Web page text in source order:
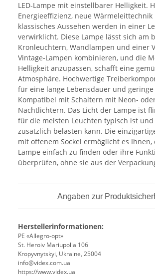
LED-Lampe mit einstellbarer Helligkeit.
Energieeffizienz, neue Wärmeleittechnik
klassisches Aussehen werden in einer
verwirklicht. Diese Lampe lässt sich am
Kronleuchtern, Wandlampen und einer
Vintage-Lampen kombinieren, und die
Helligkeit anzupassen, schafft eine
Atmosphäre. Hochwertige
für eine lange Lebensdauer und
Kompatibel mit Schaltern mit Neon-
Nachtlichtern. Das Licht der Lampe ist
für die meisten Leuchten typisch ist und
zusätzlich belasten kann. Die
mit offenem Sockel ermöglicht es
Lampe einfach zu finden oder ihre
überprüfen, ohne sie aus der
Angaben zur
Herstellerinformationen:
PE «Allegro-opt»
St. Heroiv Mariupolia 106
Kropyvnytskyi, Ukraine, 25004
info@videx.com.ua
https://www.videx.ua